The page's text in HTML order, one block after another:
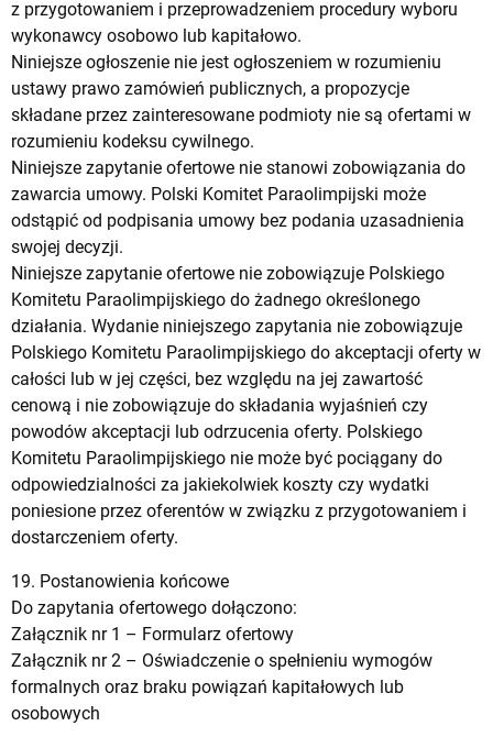
z przygotowaniem i przeprowadzeniem procedury wyboru
wykonawcy osobowo lub kapitałowo.
Niniejsze ogłoszenie nie jest ogłoszeniem w rozumieniu
ustawy prawo zamówień publicznych, a propozycje
składane przez zainteresowane podmioty nie są ofertami w
rozumieniu kodeksu cywilnego.
Niniejsze zapytanie ofertowe nie stanowi zobowiązania do
zawarcia umowy. Polski Komitet Paraolimpijski może
odstąpić od podpisania umowy bez podania uzasadnienia
swojej decyzji.
Niniejsze zapytanie ofertowe nie zobowiązuje Polskiego
Komitetu Paraolimpijskiego do żadnego określonego
działania. Wydanie niniejszego zapytania nie zobowiązuje
Polskiego Komitetu Paraolimpijskiego do akceptacji oferty w
całości lub w jej części, bez względu na jej zawartość
cenową i nie zobowiązuje do składania wyjaśnień czy
powodów akceptacji lub odrzucenia oferty. Polskiego
Komitetu Paraolimpijskiego nie może być pociągany do
odpowiedzialności za jakiekolwiek koszty czy wydatki
poniesione przez oferentów w związku z przygotowaniem i
dostarczeniem oferty.
19. Postanowienia końcowe
Do zapytania ofertowego dołączono:
Załącznik nr 1 – Formularz ofertowy
Załącznik nr 2 – Oświadczenie o spełnieniu wymogów
formalnych oraz braku powiązań kapitałowych lub
osobowych